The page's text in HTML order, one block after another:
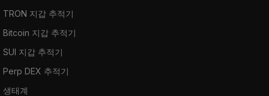
TRON 지갑 추적기
Bitcoin 지갑 추적기
SUI 지갑 추적기
Perp DEX 추적기
생태계